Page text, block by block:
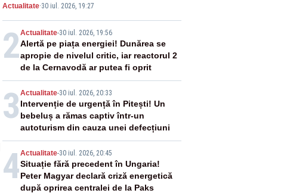
nouă carte
Actualitate·30 iul. 2026, 19:27
2Actualitate-30 iul. 2026, 19:56
Alertă pe piața energiei! Dunărea se
apropie de nivelul critic, iar reactorul 2
de la Cernavodă ar putea fi oprit
3 Actualitate-30 iul. 2026, 20:33
Intervenție de urgență în Pitești! Un
bebeluș a rămas captiv într-un
autoturism din cauza unei defecțiuni
4Actualitate-30 iul. 2026, 20:45
Situație fără precedent în Ungaria!
Peter Magyar declară criză energetică
după oprirea centralei de la Paks